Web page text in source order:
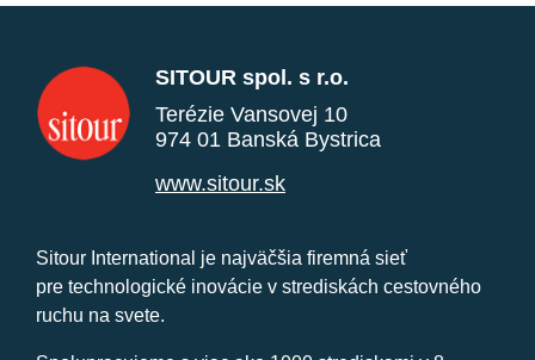
SITOUR spol. s r.o.
Terézie Vansovej 10
974 01 Banská Bystrica
www.sitour.sk
Sitour International je najväčšia firemná sieť
pre technologické inovácie v strediskách cestovného
ruchu na svete.